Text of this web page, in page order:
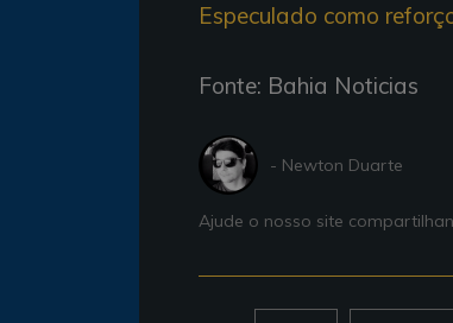
Especulado como
Fonte: Bahia Noticias
- Newton Duarte
Ajude o nosso site